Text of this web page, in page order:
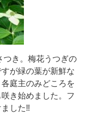
つき。梅花うつぎの
が緑の葉が新鮮な
庭主のみどころを
き始めました。フ
した‼